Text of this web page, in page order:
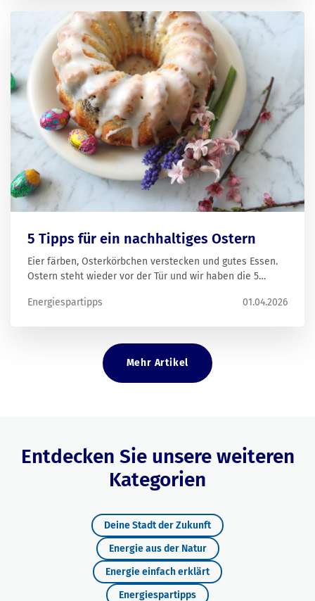
5 Tipps für ein nachhaltiges Ostern
Eier färben, Osterkörbchen verstecken und gutes Essen.
Ostern steht wieder vor der Tür und wir haben die 5
Energiespartipps
01.04.2026
Mehr Artikel
Entdecken Sie unsere weiteren
Kategorien
Deine Stadt der Zukunft
Energie aus der Natur
Energie einfach erklärt
Energiespartipps